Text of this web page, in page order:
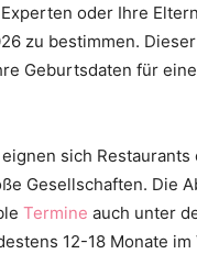
oder Ihre
zu bestimmen. Dieser
Geburtsdaten für
sich
Gesellschaften. Die
Termine auch unter
12-18 Monate im